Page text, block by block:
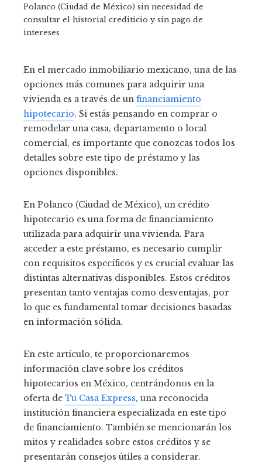
Polanco (Ciudad de México) sin necesidad de
consultar el historial crediticio y sin pago de
intereses
En el mercado inmobiliario mexicano, una de las
opciones más comunes para adquirir una
vivienda es a través de un financiamiento
hipotecario. Si estás pensando en comprar o
remodelar una casa, departamento o local
comercial, es importante que conozcas todos los
detalles sobre este tipo de préstamo y las
opciones disponibles.
En Polanco (Ciudad de México), un crédito
hipotecario es una forma de financiamiento
utilizada para adquirir una vivienda. Para
acceder a este préstamo, es necesario cumplir
con requisitos específicos y es crucial evaluar las
distintas alternativas disponibles. Estos créditos
presentan tanto ventajas como desventajas, por
lo que es fundamental tomar decisiones basadas
en información sólida.
En este artículo, te proporcionaremos
información clave sobre los créditos
hipotecarios en México, centrándonos en la
oferta de Tu Casa Express, una reconocida
institución financiera especializada en este tipo
de financiamiento. También se mencionarán los
mitos y realidades sobre estos créditos y se
presentarán consejos útiles a considerar.